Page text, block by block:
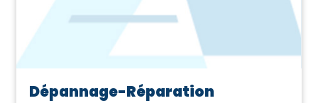
Dépannage-Réparation